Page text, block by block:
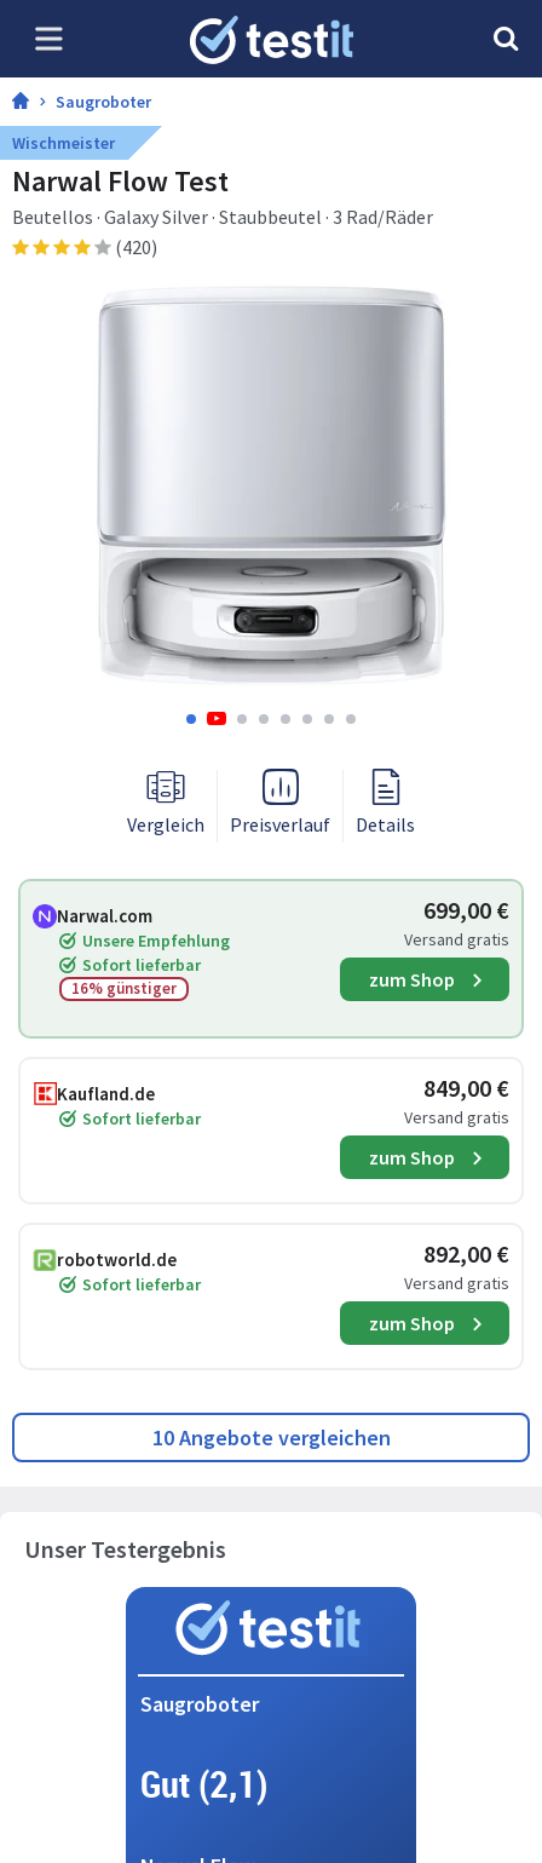
Saugroboter
Wischmeister
Narwal Flow Test
Beutellos · Galaxy Silver · Staubbeutel · 3 Rad/Räder
(420)
Vergleich Preisverlauf Details
Narwal.com
Unsere Empfehlung
Sofort lieferbar
16% günstiger
699,00 €
Versand gratis
zum Shop
Kaufland.de
Sofort lieferbar
849,00 €
Versand gratis
zum Shop
robotworld.de
Sofort lieferbar
892,00 €
Versand gratis
zum Shop
10 Angebote vergleichen
Unser Testergebnis
Saugroboter
Gut (2,1)